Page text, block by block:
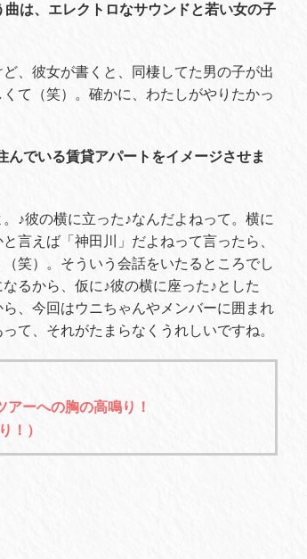
は、エレクトロなサウンドと若い女の子
、彼女が書くと、同棲してた男の子が出
て（笑）。確かに、わたしがやりたかっ
でいる賃貸アパートをイメージさせま
♪彼の横に立った♪なんだよねって。横に
言えば「神田川」だよねって言ったら、
笑）。そういう会話をいたるところでし
るから、仮に♪彼の横に座った♪とした
、今回はウニちゃんやメンバーに囲まれ
て、それがたまらなくうれしいですね。
ーへの胸の高鳴り！
！）